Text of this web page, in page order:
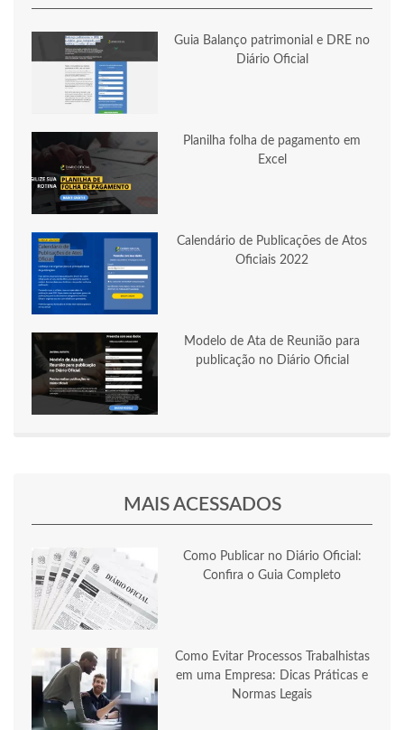
Guia Balanço patrimonial e DRE no
Diário Oficial
Planilha folha de pagamento em
Excel
Calendário de Publicações de Atos
Oficiais 2022
Modelo de Ata de Reunião para
publicação no Diário Oficial
MAIS ACESSADOS
Como Publicar no Diário Oficial:
Confira o Guia Completo
Como Evitar Processos Trabalhistas
em uma Empresa: Dicas Práticas e
Normas Legais